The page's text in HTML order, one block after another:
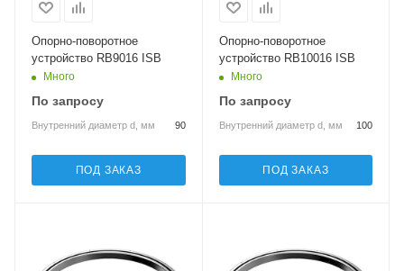
Опорно-поворотное
устройство RB9016 ISB
Много
По запросу
Внутренний диаметр d, мм 90
ПОД ЗАКАЗ
Опорно-поворотное
устройство RB10016 ISB
Много
По запросу
Внутренний диаметр d, мм 100
ПОД ЗАКАЗ